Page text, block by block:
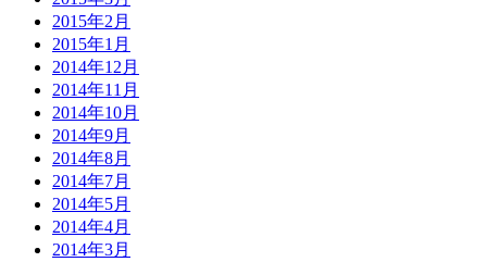
2015年2月
2015年1月
2014年12月
2014年11月
2014年10月
2014年9月
2014年8月
2014年7月
2014年5月
2014年4月
2014年3月